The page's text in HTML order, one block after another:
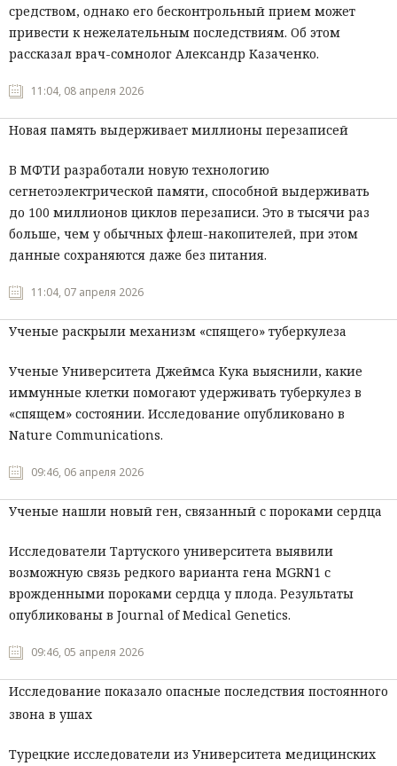
средством, однако его бесконтрольный прием может
привести к нежелательным последствиям. Об этом
рассказал врач-сомнолог Александр Казаченко.
11:04, 08 апреля 2026
Новая память выдерживает миллионы перезаписей
В МФТИ разработали новую технологию
сегнетоэлектрической памяти, способной выдерживать
до 100 миллионов циклов перезаписи. Это в тысячи раз
больше, чем у обычных флеш-накопителей, при этом
данные сохраняются даже без питания.
11:04, 07 апреля 2026
Ученые раскрыли механизм «спящего» туберкулеза
Ученые Университета Джеймса Кука выяснили, какие
иммунные клетки помогают удерживать туберкулез в
«спящем» состоянии. Исследование опубликовано в
Nature Communications.
09:46, 06 апреля 2026
Ученые нашли новый ген, связанный с пороками сердца
Исследователи Тартуского университета выявили
возможную связь редкого варианта гена MGRN1 с
врожденными пороками сердца у плода. Результаты
опубликованы в Journal of Medical Genetics.
09:46, 05 апреля 2026
Исследование показало опасные последствия постоянного
звона в ушах
Турецкие исследователи из Университета медицинских